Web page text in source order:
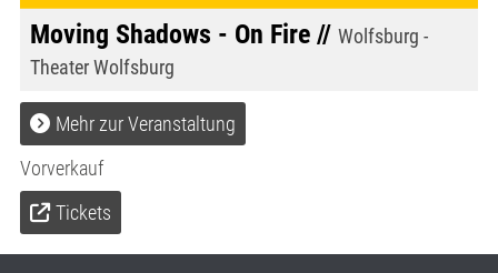
Moving Shadows - On Fire // Wolfsburg -
Theater Wolfsburg
Mehr zur Veranstaltung
Vorverkauf
Tickets